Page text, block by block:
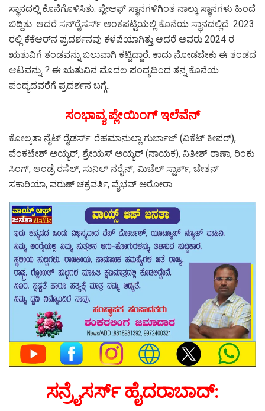
ಸ್ಥಾನದಲ್ಲಿ ಕೊನೆಗೊಳಿಸಿತು. ಪ್ಲೇಆಫ್ ಸ್ಥಾನಗಳಿಗಿಂತ ನಾಲ್ಕು ಸ್ಥಾನಗಳು ಹಿಂದೆ
ಬಿದ್ದಿತು. ಆದರೆ ಸನ್​ರೈಸರ್ಸ್​ ಅಂಕಪಟ್ಟಿಯಲ್ಲಿ ಕೊನೆಯ ಸ್ಥಾನದಲ್ಲಿದೆ. 2023
ರಲ್ಲಿ ಕೆಕೆಆರ್​ನ ಪ್ರದರ್ಶನವು ಕಳಪೆಯಾಗಿತ್ತು ಆದರೆ ಅವರು 2024 ರ
ಋತುವಿಗೆ ತಂಡವನ್ನು ಬಲುವಾಗಿ ಕಟ್ಟಿದ್ದಾರೆ. ಕಾದು ನೋಡಬೇಕು ಈ ತಂಡದ
ಆಟವನ್ನು..? ಈ ಋತುವಿನ ಮೊದಲ ಪಂದ್ಯದಿಂದ ತನ್ನ ಕೊನೆಯ
ಪಂದ್ಯದವರೆಗೆ ಪ್ರದರ್ಶನ ಬಗ್ಗೆ..
ಸಂಭಾವ್ಯ ಪ್ಲೇಯಿಂಗ್ ಇಲೆವೆನ್
ಕೋಲ್ಕತಾ ನೈಟ್ ರೈಡರ್ಸ್: ರೆಹಮಾನುಲ್ಲಾ ಗುರ್ಬಾಜ್ (ವಿಕೆಟ್ ಕೀಪರ್),
ವೆಂಕಟೇಶ್ ಅಯ್ಯರ್, ಶ್ರೇಯಸ್ ಅಯ್ಯರ್ (ನಾಯಕ), ನಿತೀಶ್ ರಾಣಾ, ರಿಂಕು
ಸಿಂಗ್, ಆಂಡ್ರೆ ರಸೆಲ್, ಸುನಿಲ್ ನರೈನ್, ಮಿಚೆಲ್ ಸ್ಟಾರ್ಕ್, ಚೇತನ್
ಸಕಾರಿಯಾ, ವರುಣ್ ಚಕ್ರವರ್ತಿ, ವೈಭವ್ ಅರೋರಾ.
ಸನ್ರೈಸರ್ಸ್ ಹೈದರಾಬಾದ್: